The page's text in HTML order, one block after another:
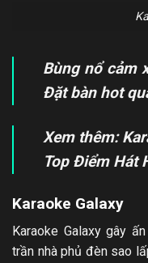
Bùng nổ cảm
Đặt bàn hot
Xem thêm:
Top Điểm Hát
Karaoke Galaxy
Karaoke Galaxy gây
trần nhà phủ đèn sao